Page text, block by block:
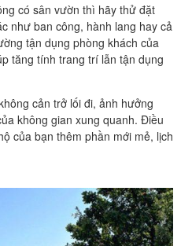
có sân vườn thì hãy thử đặt
như ban công, hành lang hay cả
tận dụng phòng khách của
tăng tính trang trí lẫn tận dụng
cản trở lối đi, ảnh hưởng
không gian xung quanh. Điều
của bạn thêm phần mới mẻ, lịch